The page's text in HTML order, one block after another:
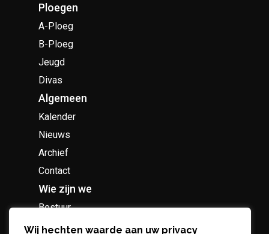
Ploegen
A-Ploeg
B-Ploeg
Jeugd
Divas
Algemeen
Kalender
Nieuws
Archief
Contact
Wie zijn we
Bestuur
Geschiedenis
Wij hechten waarde aan uw privacy